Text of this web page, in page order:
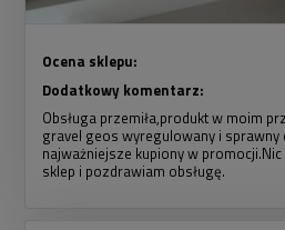
Ocena sklepu:
Dodatkowy komentarz:
Obsługa przemiła,produkt w moim
gravel geos wyregulowany i sprawny
najważniejsze kupiony w
sklep i pozdrawiam obsługę.